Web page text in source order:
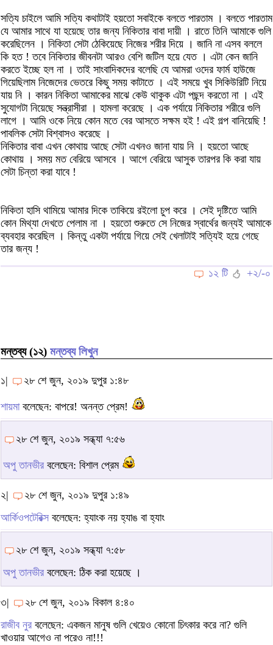
সত্যি চাইলে আমি সত্যি কথাটাই হয়তো সবাইকে বলতে পারতাম । বলতে পারতাম
যে আমার সাথে যা হয়েছে তার জন্য নিকিতার বাবা দায়ী । রাতে তিনি আমাকে গুলি
করেছিলেন । নিকিতা সেটা ঠেকিয়েছে নিজের শরীর দিয়ে । জানি না এসব বললে
কি হত ! তবে নিকিতার জীবনটা আরও বেশি জটিল হয়ে যেত । এটা কেন জানি
করতে ইচ্ছে হল না । তাই সাংবাদিকদের বলেছি যে আমরা ওদের ফার্ম হাউজে
গিয়েছিলাম নিজেদের ভেতরে কিছু সময় কাটাতে । এই সময়ে খুব সিকিউরিটি নিয়ে
যায় নি । কারন নিকিতা আমাকের মাঝে কেউ থাকুক এটা পছন্দ করতো না । এই
সুযোগটা নিয়েছে সন্ত্রাসীরা । হামলা করেছে । এক পর্যায়ে নিকিতার শরীরে গুলি
লাগে । আমি ওকে নিয়ে কোন মতে বের আসতে সক্ষম হই ! এই গল্প বানিয়েছি !
পাবলিক সেটা বিশ্বাসও করেছে ।
নিকিতার বাবা এখন কোথায় আছে সেটা এখনও জানা যায় নি । হয়তো আছে
কোথায় । সময় মত বেরিয়ে আসবে । আগে বেরিয়ে আসুক তারপর কি করা যায়
সেটা চিন্তা করা যাবে !
নিকিতা হাসি থামিয়ে আমার দিকে তাকিয়ে রইলো চুপ করে । সেই দৃষ্টিতে আমি
কোন মিথ্যা দেখতে পেলাম না । হয়তো শুরুতে সে নিজের স্বার্থের জন্যই আমাকে
ব্যবহার করেছিল । কিন্তু একটা পর্যায়ে গিয়ে সেই খেলাটাই সত্যিই হয়ে গেছে
তার জন্য !
১২ টি
+২/-০
মন্তব্য (১২) মন্তব্য লিখুন
১| ২৮ শে জুন, ২০১৯ দুপুর ১:৪৮
শায়মাবলেছেন: বাপরে! অনন্ত প্রেম!
২৮ শে জুন, ২০১৯ সন্ধ্যা ৭:৫৬
অপু তানভীর বলেছেন: বিশাল প্রেম
২|
২৮ শে জুন, ২০১৯ দুপুর ১:৪৯
আর্কিওপটেরিক্স বলেছেন: হ্যাংক নয় হ্যাঙ বা হ্যাং
২৮ শে জুন, ২০১৯ সন্ধ্যা ৭:৫৮
অপু তানভীর বলেছেন: ঠিক করা হয়েছে ।
৩|
২৮ শে জুন, ২০১৯ বিকাল ৪:৪০
রাজীব নুর বলেছেন: একজন মানুষ গুলি খেয়েও কোনো চিৎকার করে না? গুলি
খাওয়ার আগেও না পরেও না!!!